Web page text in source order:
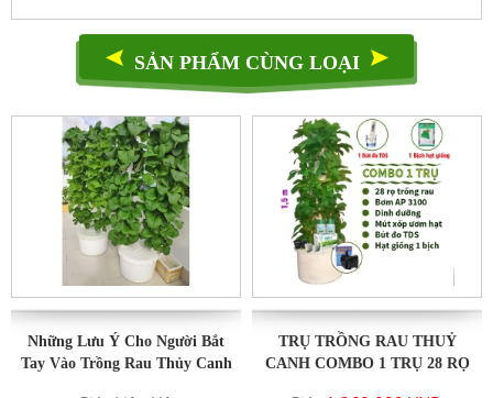
SẢN PHẨM CÙNG LOẠI
Những Lưu Ý Cho Người Bắt
Tay Vào Trồng Rau Thủy Canh
TRỤ TRỒNG RAU THUỶ
CANH COMBO 1 TRỤ 28 RỌ